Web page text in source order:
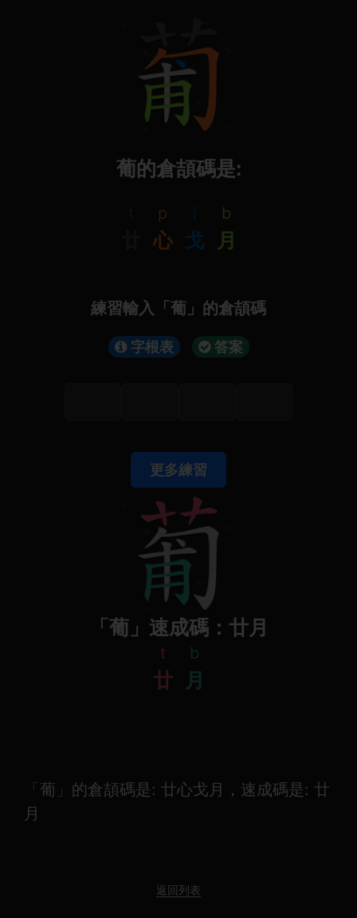
葡的倉頡碼是:
p
心
i
戈
b
月
練習輸入「葡」的倉頡碼
字根表 答案
更多練習
「葡」速成碼：廿月
t
廿
b
月
「葡」的倉頡碼是: 廿心戈月，速成碼是: 廿
月
返回列表